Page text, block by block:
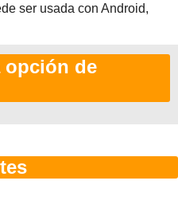
ser usada con Android,
opción de